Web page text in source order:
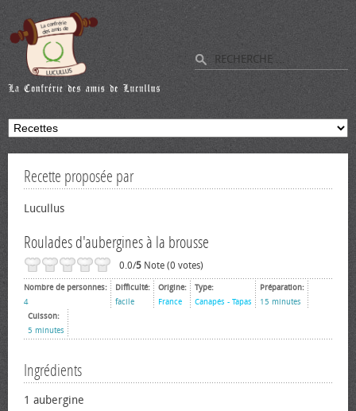
Recette proposée par
Lucullus
Roulades d'aubergines à la brousse
0.0/5 Note (0 votes)
Nombre de personnes:
4
Difficulté:
facile
Origine:
France
Type:
Canapés - Tapas
Préparation:
15 minutes
Cuisson:
5 minutes
Ingrédients
1 aubergine